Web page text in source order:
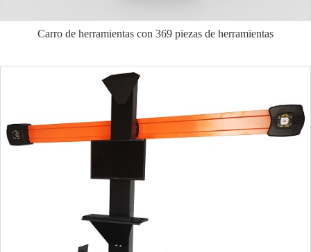
Carro de herramientas con 369 piezas de herramientas